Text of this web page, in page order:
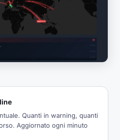
Quanti in warning, quanti
Aggiornato ogni minuto